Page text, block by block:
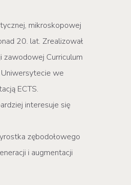
mikroskopowej
20. lat. Zrealizował
zawodowej Curriculum
we
ECTS.
interesuje się
zębodołowego
i augmentacji